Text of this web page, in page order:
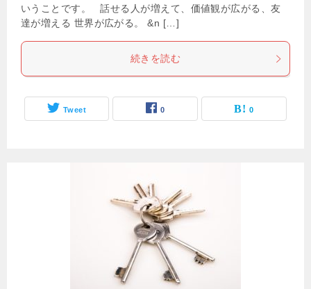
いうことです。 話せる人が増えて、価値観が広がる、友
達が増える 世界が広がる。 &n […]
続きを読む
Tweet 0 0